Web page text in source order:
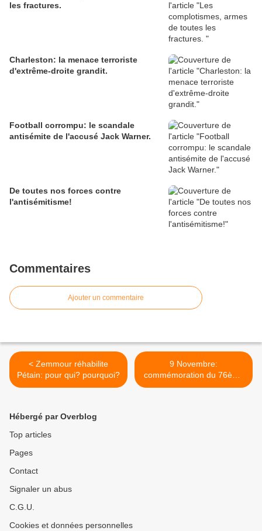
les fractures.
Charleston: la menace terroriste
d'extrême-droite grandit.
Football corrompu: le scandale
antisémite de l'accusé Jack Warner.
De toutes nos forces contre
l'antisémitisme!
Commentaires
Ajouter un commentaire
< Zemmour réhabilite
Pétain: pour qui? pourquoi?
9 Novembre:
commémoration du 76ème
anniversaire de la Nuit de
Hébergé par Overblog
Top articles
Pages
Contact
Signaler un abus
C.G.U.
Cookies et données personnelles